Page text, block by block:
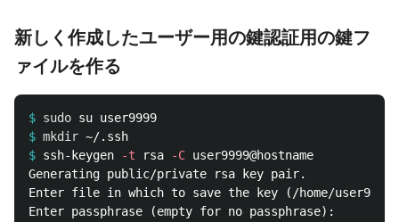
新しく作成したユーザー用の鍵認証用の鍵フ
ァイルを作る
$ sudo
$ mkdir
$ ssh-keygen -t rsa -C
Generating public/private rsa key pair.
Enter file in which to save the key (/home/
Enter passphrase (empty for no passphrase):